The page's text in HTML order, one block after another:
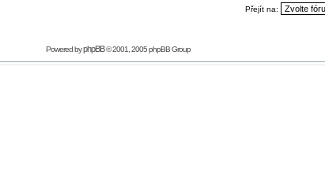
Přejít na:
Powered byphpBB© 2001, 2005 phpBB Group